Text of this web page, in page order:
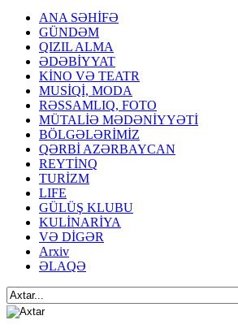
ANA SƏHİFƏ
GÜNDƏM
QIZIL ALMA
ƏDƏBİYYAT
KİNO VƏ TEATR
MUSİQİ, MODA
RƏSSAMLIQ, FOTO
MÜTALİƏ MƏDƏNİYYƏTİ
BÖLGƏLƏRİMİZ
QƏRBİ AZƏRBAYCAN
REYTİNQ
TURİZM
LIFE
GÜLÜŞ KLUBU
KULİNARİYA
VƏ DİGƏR
Arxiv
ƏLAQƏ